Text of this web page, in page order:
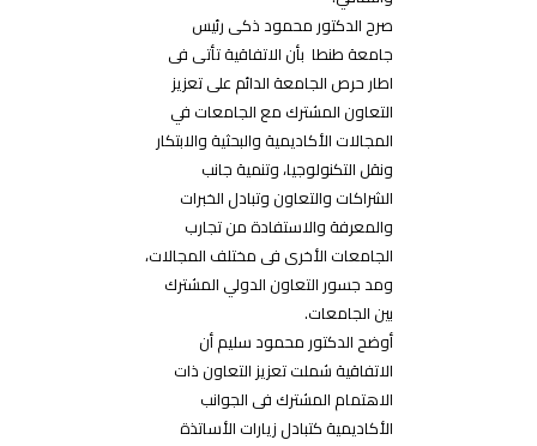
صرح الدكتور محمود ذكى رئيس
جامعة طنطا بأن الاتفاقية تأتى فى
اطار حرص الجامعة الدائم على تعزيز
التعاون المشترك مع الجامعات في
المجالات الأكاديمية والبحثية والابتكار
ونقل التكنولوجيا، وتنمية جانب
الشراكات والتعاون وتبادل الخبرات
والمعرفة والاستفادة من تجارب
الجامعات الأخرى فى مختلف المجالات،
ومد جسور التعاون الدولي المشترك
بين الجامعات.
أوضح الدكتور محمود سليم أن
الاتفاقية شملت تعزيز التعاون ذات
الاهتمام المشترك فى الجوانب
الأكاديمية كتبادل زيارات الأساتذة